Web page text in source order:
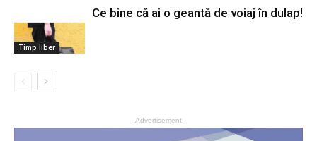
Timp liber
Ce bine că ai o geantă de voiaj în dulap!
- Advertisement -